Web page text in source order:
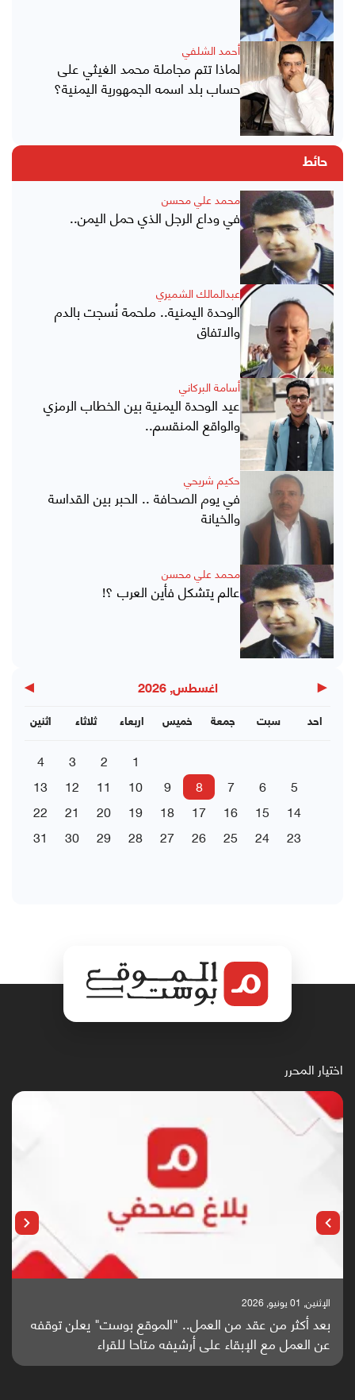
أحمد الشلفي
لماذا تتم مجاملة محمد الغيثي على
حساب بلد اسمه الجمهورية اليمنية؟
حائط
محمد علي محسن
في وداع الرجل الذي حمل اليمن..
عبدالمالك الشميري
الوحدة اليمنية.. ملحمة نُسجت بالدم
والاتفاق
أسامة البركاني
عيد الوحدة اليمنية بين الخطاب الرمزي
والواقع المنقسم..
حكيم شريحي
في يوم الصحافة .. الحبر بين القداسة
والخيانة
محمد علي محسن
عالم يتشكل فأين العرب ؟!
◀ اغسطس, 2026 ▶
اثنين ثلاثاء اربعاء خميس جمعة سبت احد
1
2
3
4
5
6
7
8
9
10
11
12
13
14
15
16
17
18
19
20
21
22
23
24
25
26
27
28
29
30
31
اختيار المحرر
الإثنين, 25 مايو, 2026
باحثون من اليمن يدخلون سباق أبحاث ألزهايمر بدراسة
واعدة منشورة عالميا (ترجمة)